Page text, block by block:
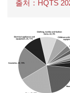
출처：HQTS